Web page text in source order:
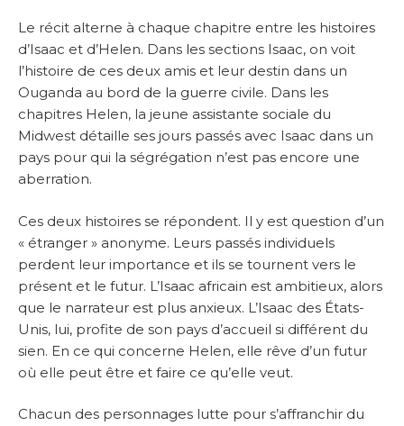
Le récit alterne à chaque chapitre entre les histoires
d’Isaac et d’Helen. Dans les sections Isaac, on voit
l’histoire de ces deux amis et leur destin dans un
Ouganda au bord de la guerre civile. Dans les
chapitres Helen, la jeune assistante sociale du
Midwest détaille ses jours passés avec Isaac dans un
pays pour qui la ségrégation n’est pas encore une
aberration.
Ces deux histoires se répondent. Il y est question d’un
« étranger » anonyme. Leurs passés individuels
perdent leur importance et ils se tournent vers le
présent et le futur. L’Isaac africain est ambitieux, alors
que le narrateur est plus anxieux. L’Isaac des États-
Unis, lui, profite de son pays d’accueil si différent du
sien. En ce qui concerne Helen, elle rêve d’un futur
où elle peut être et faire ce qu’elle veut.
Chacun des personnages lutte pour s’affranchir du